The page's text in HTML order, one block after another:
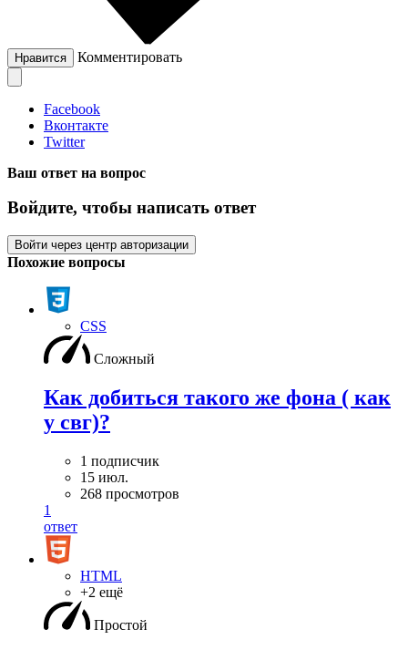
Нравится Комментировать
Facebook
Вконтакте
Twitter
Ваш ответ на вопрос
Войдите, чтобы написать ответ
Войти через центр авторизации
Похожие вопросы
CSS
Сложный
Как добиться такого же фона ( как
у свг)?
1 подписчик
15 июл.
268 просмотров
1
ответ
HTML
+2 ещё
Простой